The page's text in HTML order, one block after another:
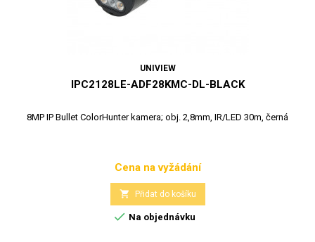
UNIVIEW
IPC2128LE-ADF28KMC-DL-BLACK
8MP IP Bullet ColorHunter kamera; obj. 2,8mm, IR/LED 30m, černá
Cena
Cena na vyžádání
 Přidat do košíku
 Na objednávku